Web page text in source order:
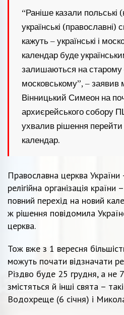
“Раніше казали польські
українські (православні)
кажуть – українські і
календар буде
залишаються на старому
московському”, – заявив
Вінницький Симеон на
архиєрейського собору
ухвалив рішення
календар.
Православна церква
релігійна організація
повний перехід на новий
ж рішення повідомила
церква.
Тож вже з 1 вересня
можуть почати відзначати
Різдво буде 25 грудня, а не
змістяться й інші свята –
Водохреще (6 січня) і